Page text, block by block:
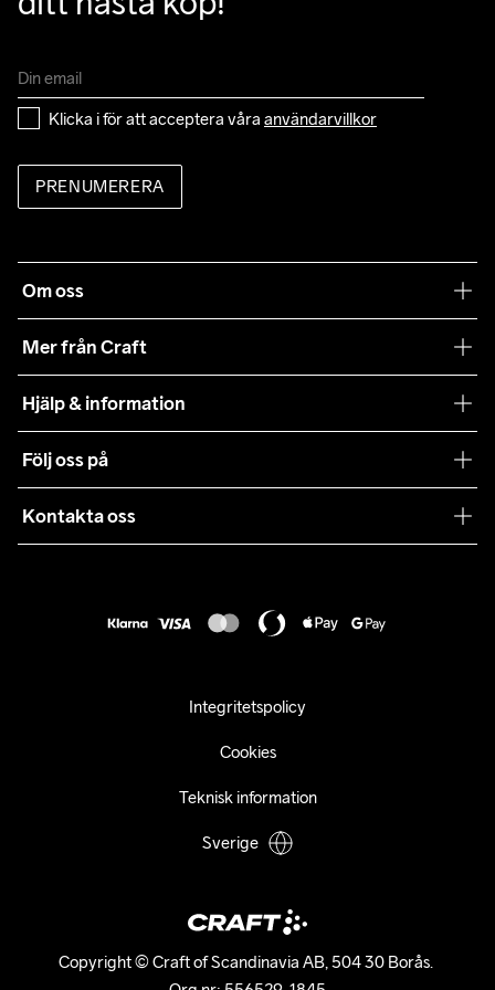
Klicka i för att acceptera våra användarvillkor
PRENUMERERA
Om oss
Mer från Craft
Teamwear
Hållbarhet
Samarbeten
Hjälp & information
Våra köpvillkor
Retur
Följ oss på
Kontakta oss
Copyright © Craft of Scandinavia AB, 504 30 Borås.
Integritetspolicy
Cookies
Teknisk information
Sverige